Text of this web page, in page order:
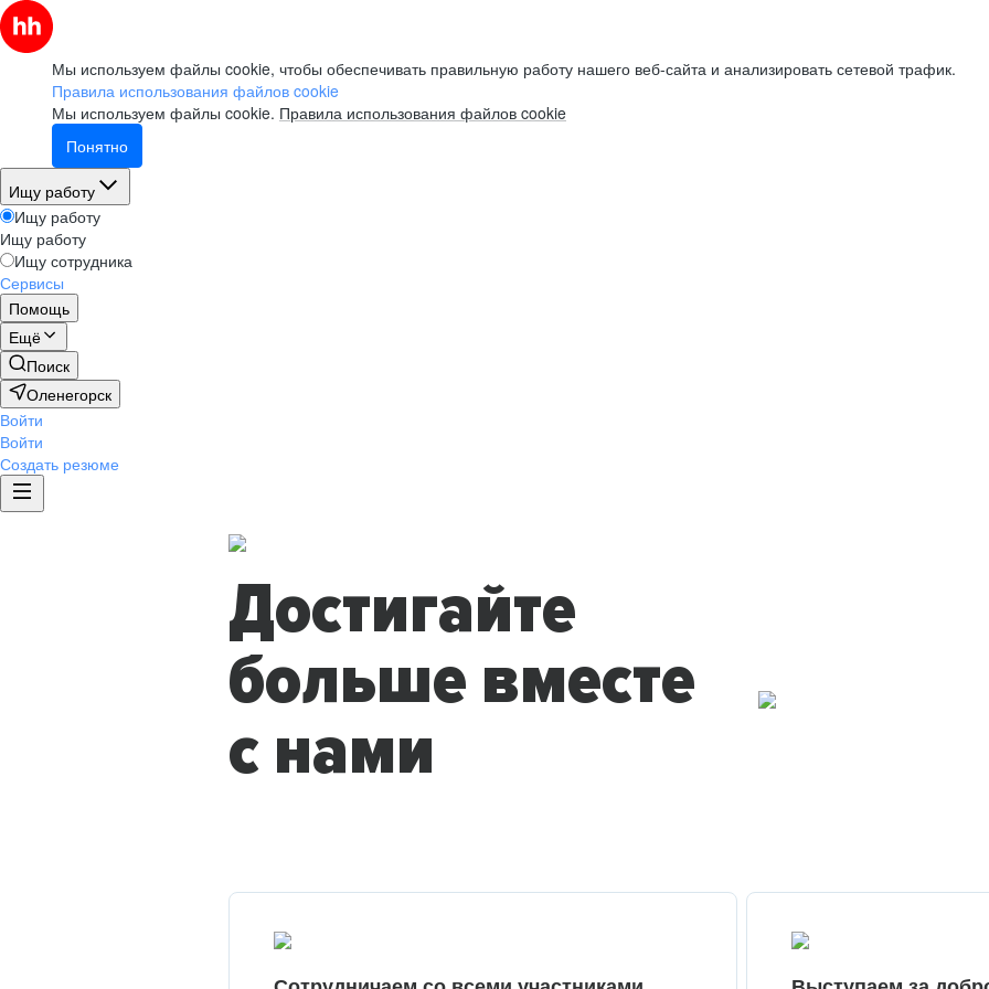
Мы используем файлы cookie, чтобы обеспечивать правильную работу нашего веб-сайта и анализировать сетевой трафик.
Правила использования файлов cookie
Мы используем файлы cookie. Правила использования файлов cookie
Понятно
Ищу работу
Ищу работу
Ищу работу
Ищу сотрудника
Сервисы
Помощь
Ещё
Поиск
Оленегорск
Войти
Войти
Создать резюме
Достигайте
больше вместе
с нами